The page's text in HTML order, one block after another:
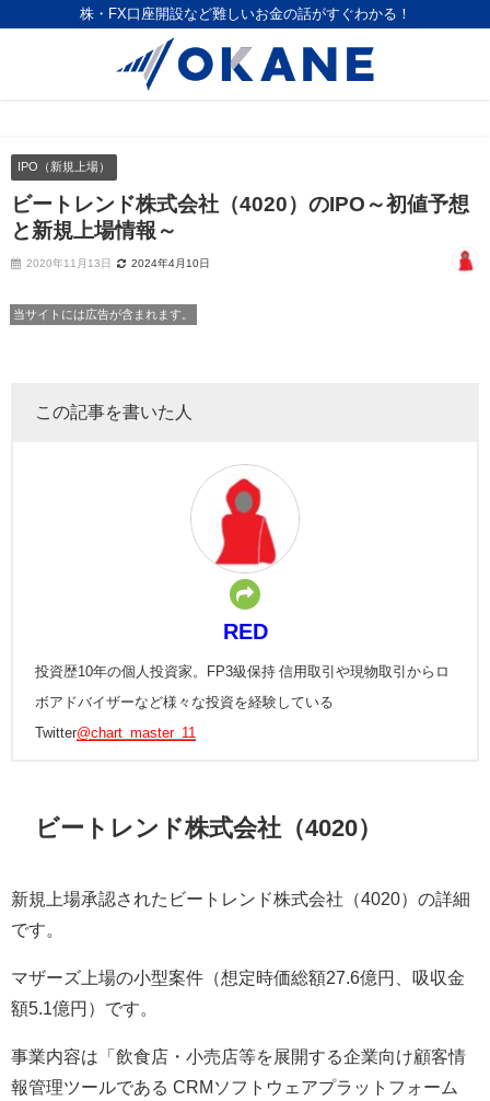
株・FX口座開設など難しいお金の話がすぐわかる！
IPO（新規上場）
ビートレンド株式会社（4020）のIPO～初値予想
と新規上場情報～
2020年11月13日 2024年4月10日
当サイトには広告が含まれます。
この記事を書いた人
RED
投資歴10年の個人投資家。FP3級保持 信用取引や現物取引からロ
ボアドバイザーなど様々な投資を経験している
Twitter@chart_master_11
ビートレンド株式会社（4020）
新規上場承認されたビートレンド株式会社（4020）の詳細
です。
マザーズ上場の小型案件（想定時価総額27.6億円、吸収金
額5.1億円）です。
事業内容は「飲食店・小売店等を展開する企業向け顧客情
報管理ツールである CRMソフトウェアプラットフォーム